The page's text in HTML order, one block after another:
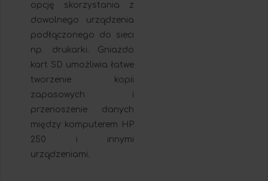
opcję skorzystania z
dowolnego urządzenia
podłączonego do sieci
np. drukarki. Gniazdo
kart SD umożliwia łatwe
tworzenie kopii
zapasowych i
przenoszenie danych
między komputerem HP
250 i innymi
urządzeniami.